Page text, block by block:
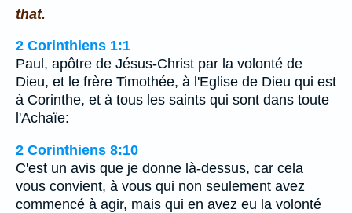
that.
2 Corinthiens 1:1
Paul, apôtre de Jésus-Christ par la volonté de
Dieu, et le frère Timothée, à l'Eglise de Dieu qui est
à Corinthe, et à tous les saints qui sont dans toute
l'Achaïe:
2 Corinthiens 8:10
C'est un avis que je donne là-dessus, car cela
vous convient, à vous qui non seulement avez
commencé à agir, mais qui en avez eu la volonté